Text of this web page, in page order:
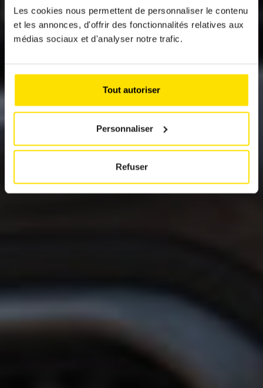
Les cookies nous permettent de personnaliser le contenu
et les annonces, d'offrir des fonctionnalités relatives aux
médias sociaux et d'analyser notre trafic.
Tout autoriser
Personnaliser
Refuser
AUDI Q5 TDI
QUATTRO S TRONIC
Un diesel à l’ère de l’électrique